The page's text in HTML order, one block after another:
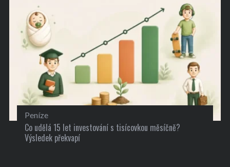
Peníze
Co udělá 15 let investování s tisícovkou měsíčně?
Výsledek překvapí